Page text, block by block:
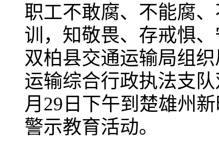
职工不敢腐、不能腐
训，知敬畏、存戒惧
双柏县交通运输局组
运输综合行政执法支
月29日下午到楚雄州
警示教育活动。